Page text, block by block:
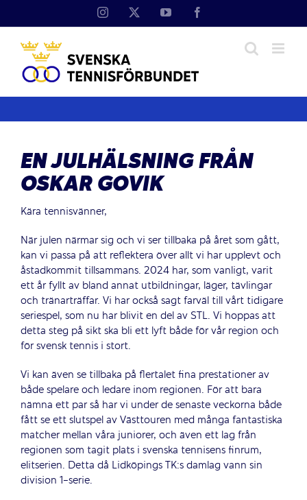
Instagram YouTube
EN JULHÄLSNING FRÅN
OSKAR GOVIK
Kära tennisvänner,
När julen närmar sig och vi ser tillbaka på året som gått,
kan vi passa på att reflektera över allt vi har upplevt och
åstadkommit tillsammans. 2024 har, som vanligt, varit
ett år fyllt av bland annat utbildningar, läger, tävlingar
och tränarträffar. Vi har också sagt farväl till vårt tidigare
seriespel, som nu har blivit en del av STL. Vi hoppas att
detta steg på sikt ska bli ett lyft både för vår region och
för svensk tennis i stort.
Vi kan även se tillbaka på flertalet fina prestationer av
både spelare och ledare inom regionen. För att bara
nämna ett par så har vi under de senaste veckorna både
fått se ett slutspel av Västtouren med många fantastiska
matcher mellan våra juniorer, och även ett lag från
regionen som tagit plats i svenska tennisens finrum,
elitserien. Detta då Lidköpings TK:s damlag vann sin
division 1-serie.